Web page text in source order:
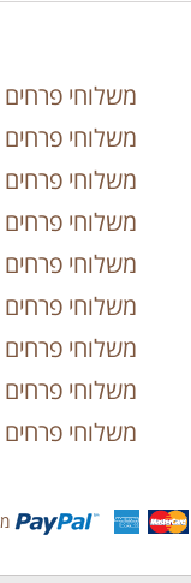
משלוחי
משלוחי
משלוחי
משלוחי
משלוחי
משלוחי פרחים
משלוחי
משלוחי פרחים
משלוחי